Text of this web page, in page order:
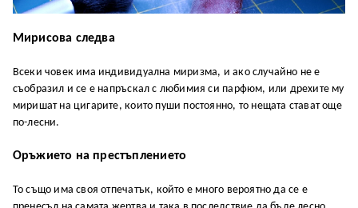
Мирисова следва
Всеки човек има индивидуална миризма, и ако случайно не е
съобразил и се е напръскал с любимия си парфюм, или дрехите му
миришат на цигарите, които пуши постоянно, то нещата стават още
по-лесни.
Оръжието на престъплението
То също има своя отпечатък, който е много вероятно да се е